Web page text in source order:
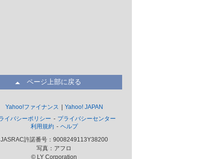
ページ上部に戻る
Yahoo!ファイナンス
Yahoo! JAPAN
イバシーポリシー
プライバシーセンター
利用規約
ヘルプ
JASRAC許諾番号：9008249113Y38200
写真：アフロ
© LY Corporation